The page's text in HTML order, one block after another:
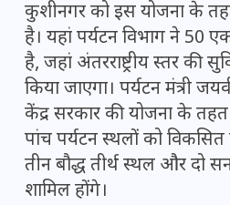
कुशीनगर को इस योजना के तहत
है। यहां पर्यटन विभाग ने 50
है, जहां अंतरराष्ट्रीय स्तर की
किया जाएगा। पर्यटन मंत्री
केंद्र सरकार की योजना के
पांच पर्यटन स्थलों को
तीन बौद्ध तीर्थ स्थल और दो
शामिल होंगे।